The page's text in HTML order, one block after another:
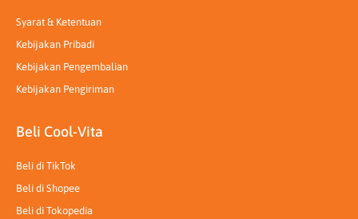
Syarat & Ketentuan
Kebijakan Pribadi
Kebijakan Pengembalian
Kebijakan Pengiriman
Beli Cool-Vita
Beli di TikTok
Beli di Shopee
Beli di Tokopedia